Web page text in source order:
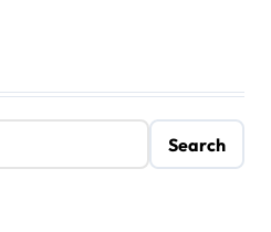
Search